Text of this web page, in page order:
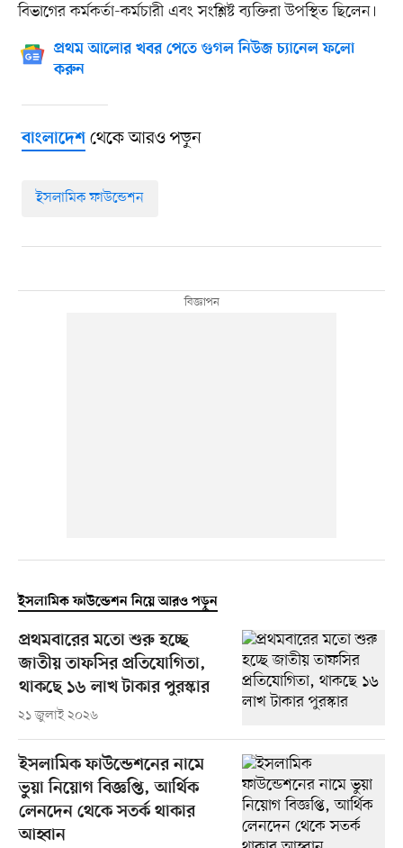
বিভাগের কর্মকর্তা-কর্মচারী এবং সংশ্লিষ্ট ব্যক্তিরা উপস্থিত ছিলেন।
প্রথম আলোর খবর পেতে গুগল নিউজ চ্যানেল ফলো
করুন
বাংলাদেশথেকে আরও পড়ুন
ইসলামিক ফাউন্ডেশন
ইসলামিক ফাউন্ডেশন নিয়ে আরও পড়ুন
প্রথমবারের মতো শুরু হচ্ছে
জাতীয় তাফসির প্রতিযোগিতা,
থাকছে ১৬ লাখ টাকার পুরস্কার
২১ জুলাই ২০২৬
ইসলামিক ফাউন্ডেশনের নামে
ভুয়া নিয়োগ বিজ্ঞপ্তি, আর্থিক
লেনদেন থেকে সতর্ক থাকার
আহ্বান